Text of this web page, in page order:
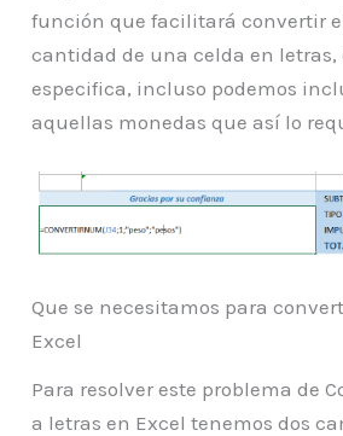
función que facilitará convertir
cantidad de una celda en
especifica, incluso podemos
aquellas monedas que así lo
Que se necesitamos para
Excel
Para resolver este problema de
a letras en Excel tenemos dos